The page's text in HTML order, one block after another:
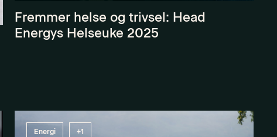
Fremmer helse og trivsel: Head
Energys Helseuke 2025
Energi +1